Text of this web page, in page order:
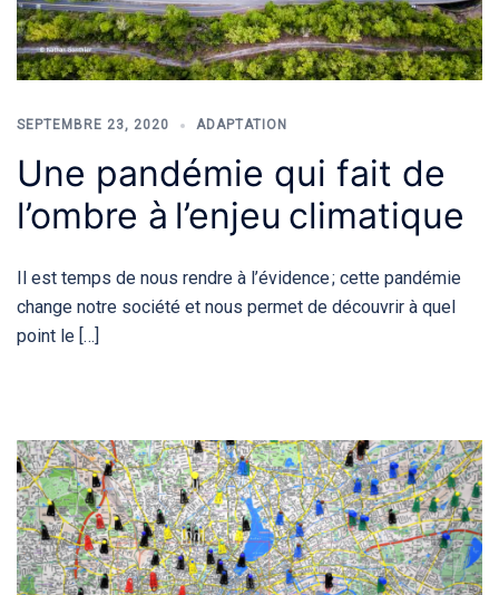
SEPTEMBRE 23, 2020 ADAPTATION
Une pandémie qui fait de
l’ombre à l’enjeu climatique
Il est temps de nous rendre à l’évidence ; cette pandémie
change notre société et nous permet de découvrir à quel
point le […]